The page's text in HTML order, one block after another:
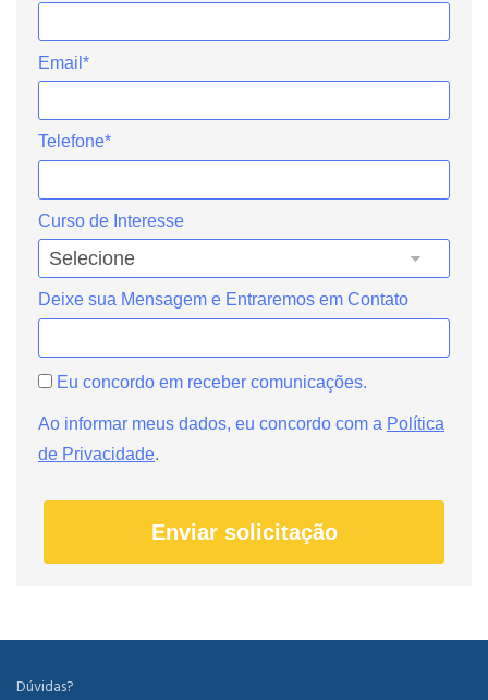
Email*
Telefone*
Curso de Interesse
Deixe sua Mensagem e Entraremos em Contato
Eu concordo em receber comunicações.
Ao informar meus dados, eu concordo com a Política
de Privacidade.
Enviar solicitação
Dúvidas?